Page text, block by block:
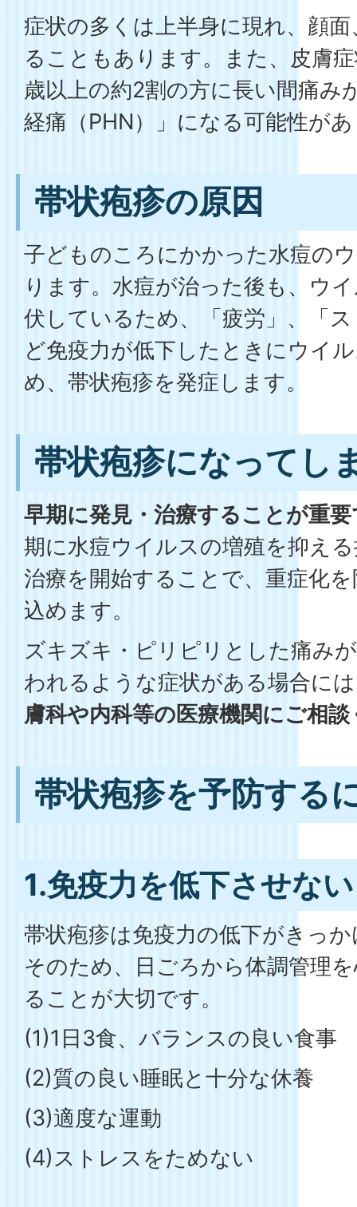
症状の多くは上半身に現れ、顔
ることもあります。また、皮膚
歳以上の約2割の方に長い間痛み
経痛（PHN）」になる可能性が
帯状疱疹の原因
子どものころにかかった水痘の
ります。水痘が治った後も、ウ
伏しているため、「疲労」、「
ど免疫力が低下したときにウイ
め、帯状疱疹を発症します。
帯状疱疹になってし
早期に発見・治療することが重
期に水痘ウイルスの増殖を抑え
治療を開始することで、重症化
込めます。
ズキズキ・ピリピリとした痛み
われるような症状がある場合に
膚科や内科等の医療機関にご相
帯状疱疹を予防する
1.免疫力を低下させな
帯状疱疹は免疫力の低下がきっ
そのため、日ごろから体調管理
ることが大切です。
(1)1日3食、バランスの良い食事
(2)質の良い睡眠と十分な休養
(3)適度な運動
(4)ストレスをためない